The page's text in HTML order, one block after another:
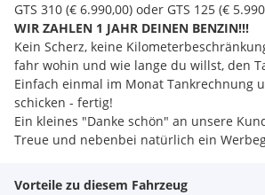
GTS 310 (€ 6.990,00) oder GTS 125 (€
WIR ZAHLEN 1 JAHR DEINEN BENZIN!!!
Kein Scherz, keine
fahr wohin und wie lange du willst, den
Einfach einmal im Monat Tankrechnung
schicken - fertig!
Ein kleines "Danke schön" an unsere
Treue und nebenbei natürlich ein
Vorteile zu diesem Fahrzeug